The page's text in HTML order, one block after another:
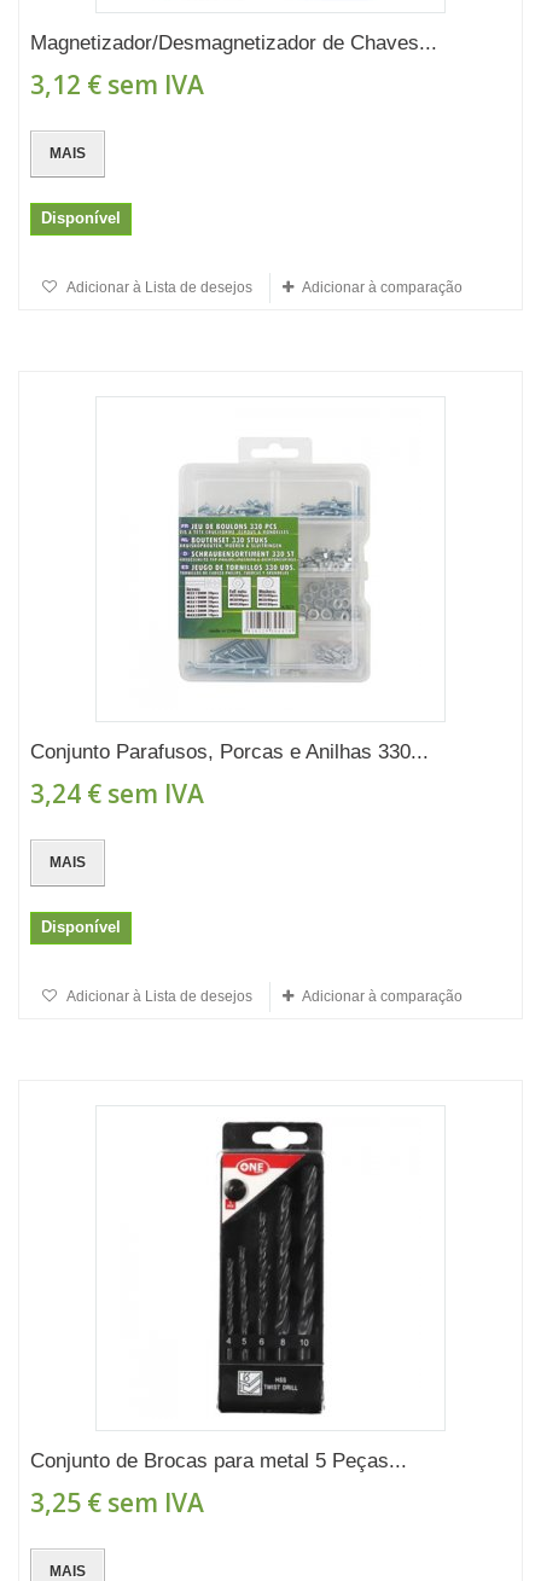
Magnetizador/Desmagnetizador de Chaves...
3,12 € sem IVA
MAIS
Disponível
Adicionar à Lista de desejos Adicionar à comparação
Conjunto Parafusos, Porcas e Anilhas 330...
3,24 € sem IVA
MAIS
Disponível
Adicionar à Lista de desejos Adicionar à comparação
Conjunto de Brocas para metal 5 Peças...
3,25 € sem IVA
MAIS